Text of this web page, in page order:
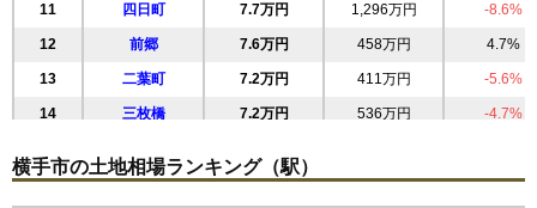
11 四日町 7.7万円 1,296万円 -8.6%
12 前郷 7.6万円 458万円 4.7%
13 二葉町 7.2万円 411万円 -5.6%
14 三枚橋 7.2万円 536万円 -4.7%
16 本町 7.1万円 388万円 -11.1%
横手市の土地相場ランキング（駅）